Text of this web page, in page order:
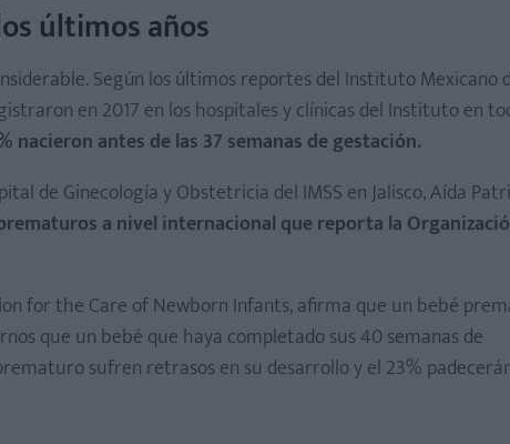
últimos años
Según los últimos reportes del Instituto Mexicano
en 2017 en los hospitales y clínicas del Instituto en
nacieron antes de las 37 semanas de gestación.
de Ginecología y Obstetricia del IMSS en Jalisco, Aída
a nivel internacional que reporta la
for the Care of Newborn Infants, afirma que un bebé
que un bebé que haya completado sus 40 semanas de
sufren retrasos en su desarrollo y el 23%